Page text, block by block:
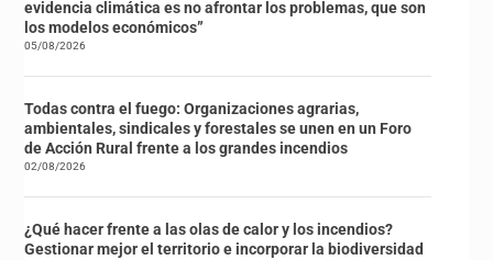
evidencia climática es no afrontar los problemas, que son
los modelos económicos”
05/08/2026
Todas contra el fuego: Organizaciones agrarias,
ambientales, sindicales y forestales se unen en un Foro
de Acción Rural frente a los grandes incendios
02/08/2026
¿Qué hacer frente a las olas de calor y los incendios?
Gestionar mejor el territorio e incorporar la biodiversidad